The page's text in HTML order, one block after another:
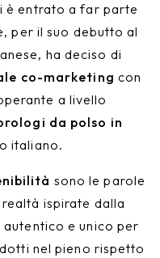
entrato a far parte
per il suo debutto al
ha deciso di
co-marketing con
a livello
da polso in
italiano.
sono le parole
ispirate dalla
e unico per
nel pieno rispetto